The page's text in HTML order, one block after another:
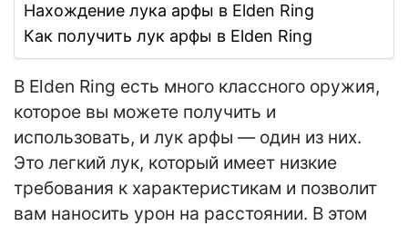
Нахождение лука арфы в Elden Ring
Как получить лук арфы в Elden Ring
В Elden Ring есть много классного оружия,
которое вы можете получить и
использовать, и лук арфы — один из них.
Это легкий лук, который имеет низкие
требования к характеристикам и позволит
вам наносить урон на расстоянии. В этом